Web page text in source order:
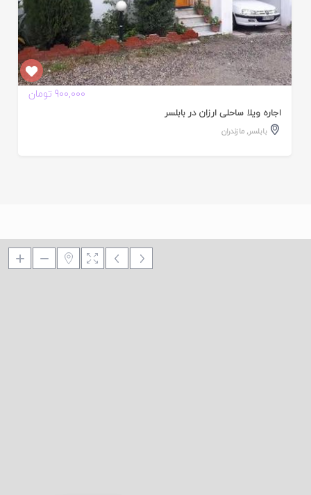
900,000 تومان
اجاره ویلا ساحلی ارزان در بابلسر
بابلسر,مازندران